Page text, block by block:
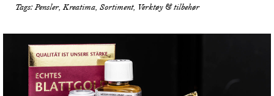
Tags: Pensler, Kreatima, Sortiment, Verktøy & tilbehør